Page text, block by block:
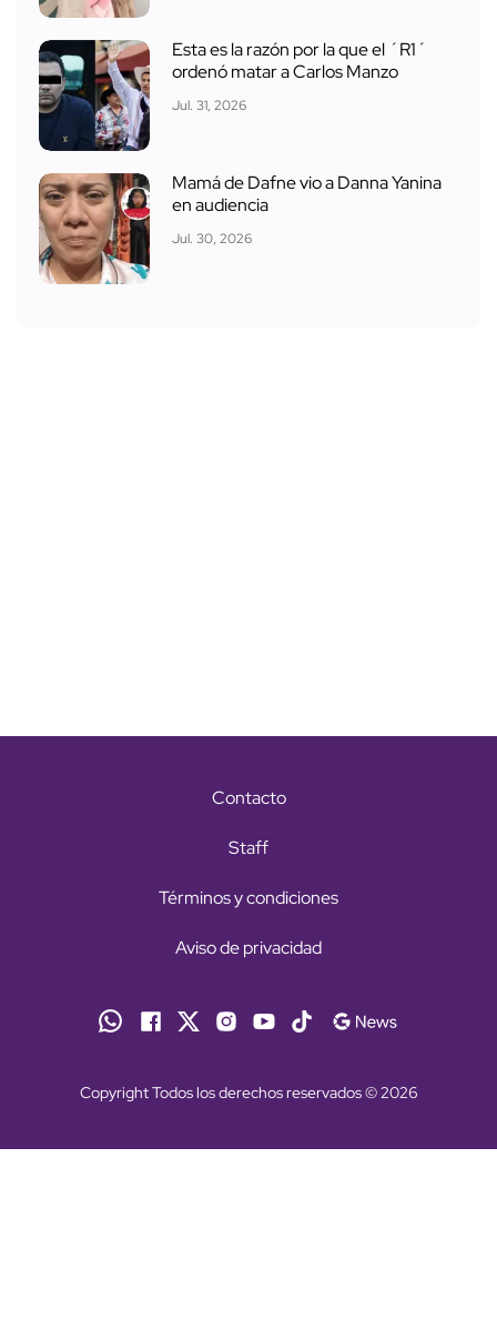
Esta es la razón por la que el ´R1´
ordenó matar a Carlos Manzo
Jul. 31, 2026
Mamá de Dafne vio a Danna Yanina
en audiencia
Jul. 30, 2026
Contacto
Staff
Términos y condiciones
Aviso de privacidad
Copyright Todos los derechos reservados © 2026